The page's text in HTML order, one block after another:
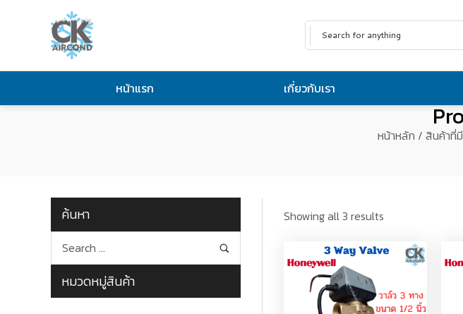
หน้าแรก เกี่ยวกับเรา
หน้าหลัก / สินค้าที่
ค้นหา
หมวดหมู่สินค้า
Showing all 3 results